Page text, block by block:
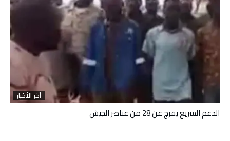
آخر الأخبار
الدعم السريع يفرج عن 28 من عناصر الجيش